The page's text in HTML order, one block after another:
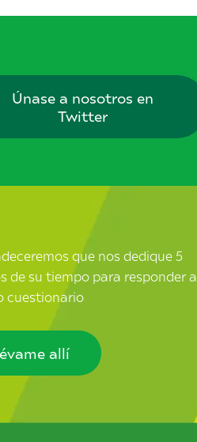
Únase a nosotros en
Twitter
que nos dedique 5
de su tiempo para responder a
cuestionario
allí